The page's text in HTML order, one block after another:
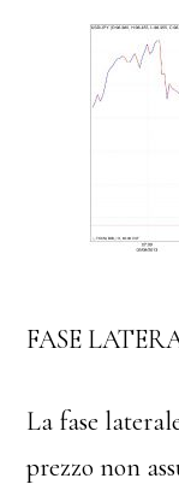
FASE
La fase
prezzo non